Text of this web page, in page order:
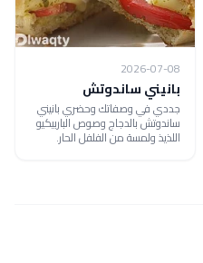
2026-07-08
بانيني ساندوتش
جددي في وصفاتك وحضري بانيني
ساندوتش بالدجاج وصوص الباربيكيو
اللذيذ ولمسة من الفلفل الحار.